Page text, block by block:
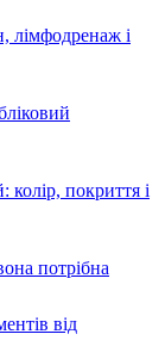
лімфодренаж і
покриття і
потрібна
від